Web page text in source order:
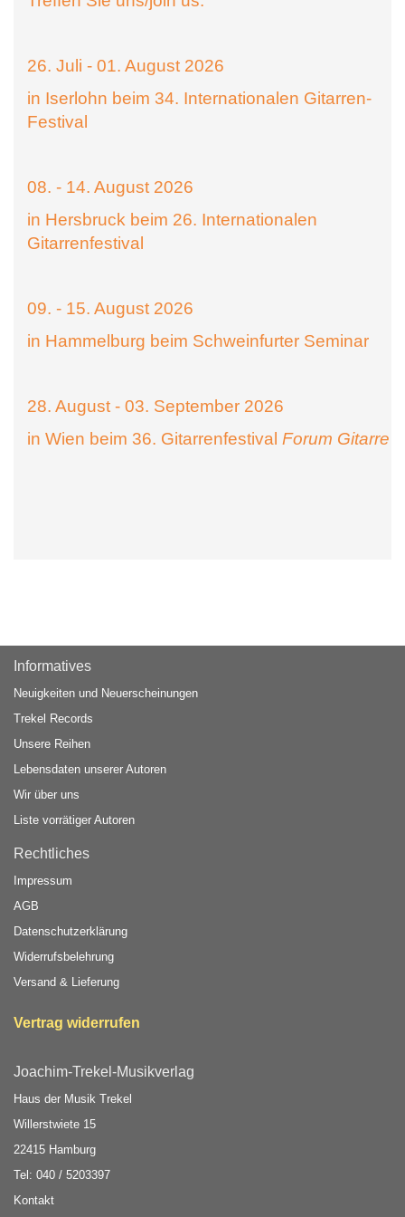
26. Juli - 01. August 2026
in Iserlohn beim 34. Internationalen Gitarren-
Festival
08. - 14. August 2026
in Hersbruck beim 26. Internationalen
Gitarrenfestival
09. - 15. August 2026
in Hammelburg beim Schweinfurter Seminar
28. August - 03. September 2026
in Wien beim 36. Gitarrenfestival Forum Gitarre
Informatives
Neuigkeiten und Neuerscheinungen
Trekel Records
Unsere Reihen
Lebensdaten unserer Autoren
Wir über uns
Liste vorrätiger Autoren
Rechtliches
Impressum
AGB
Datenschutzerklärung
Widerrufsbelehrung
Versand & Lieferung
Vertrag widerrufen
Joachim-Trekel-Musikverlag
Haus der Musik Trekel
Willerstwiete 15
22415 Hamburg
Tel: 040 / 5203397
Kontakt